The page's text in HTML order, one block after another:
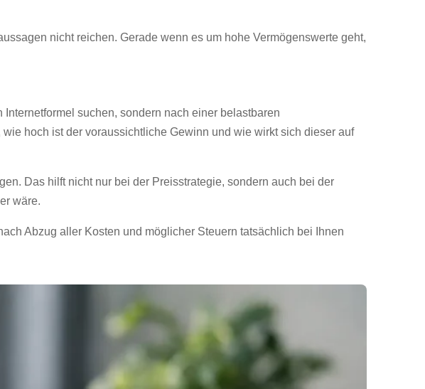
nicht reichen. Gerade wenn es um hohe Vermögenswerte geht,
suchen, sondern nach einer belastbaren
hoch ist der voraussichtliche Gewinn und wie wirkt sich dieser auf
Das hilft nicht nur bei der Preisstrategie, sondern auch bei der
wäre.
Abzug aller Kosten und möglicher Steuern tatsächlich bei Ihnen